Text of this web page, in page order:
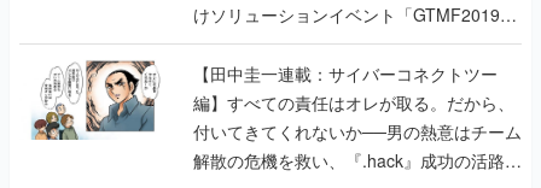
けソリューションイベント「GTMF2019」
に行って、より理解を深めよう【PR】
【田中圭一連載：サイバーコネクトツー
編】すべての責任はオレが取る。だから、
付いてきてくれないか──男の熱意はチーム
解散の危機を救い、『.hack』成功の活路を